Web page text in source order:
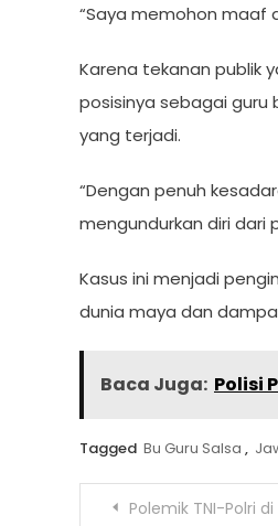
“Saya memohon maaf
Karena tekanan publik
posisinya sebagai
yang terjadi.
“Dengan penuh
mengundurkan diri dari
Kasus ini menjadi
dunia maya dan
Baca Juga: Polisi
Tagged Bu Guru Salsa ,
Navigasi
Polemik TNI-Polri di Tarakan: